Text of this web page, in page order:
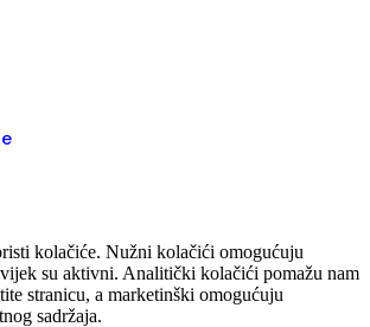
kolačiće. Nužni kolačići omogućuju
su aktivni. Analitički kolačići pomažu nam
stranicu, a marketinški omogućuju
sadržaja.